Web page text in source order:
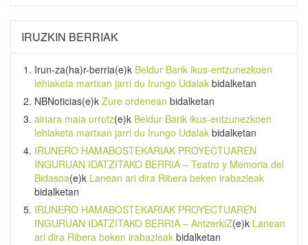
IRUZKIN BERRIAK
Irun-za(ha)r-berria(e)k Beldur Barik ikus-entzunezkoen
lehiaketa martxan jarri du Irungo Udalak bidalketan
NBNoticias(e)k Zure ordenean bidalketan
ainara maia urrotz(e)k Beldur Barik ikus-entzunezkoen
lehiaketa martxan jarri du Irungo Udalak bidalketan
IRUNERO HAMABOSTEKARIAK PROYECTUAREN
INGURUAN IDATZITAKO BERRIA – Teatro y Memoria del
Bidasoa(e)k Lanean ari dira Ribera beken irabazleak
bidalketan
IRUNERO HAMABOSTEKARIAK PROYECTUAREN
INGURUAN IDATZITAKO BERRIA – AntzerkiZ(e)k Lanean
ari dira Ribera beken irabazleak bidalketan